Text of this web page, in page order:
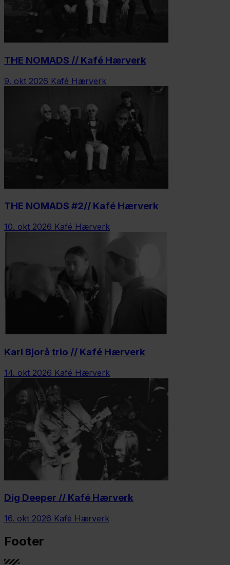
THE NOMADS // Kafé Hærverk
9. okt 2026 Kafé Hærverk
THE NOMADS #2// Kafé Hærverk
10. okt 2026 Kafé Hærverk
Karl Bjorå trio // Kafé Hærverk
14. okt 2026 Kafé Hærverk
Dig Deeper // Kafé Hærverk
16. okt 2026 Kafé Hærverk
Footer